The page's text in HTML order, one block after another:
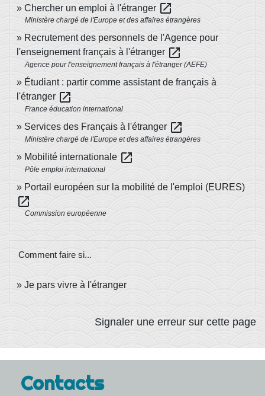
Chercher un emploi à l'étranger open_in_new
Ministère chargé de l'Europe et des affaires étrangères
Recrutement des personnels de l'Agence pour
l'enseignement français à l'étranger open_in_new
Agence pour l'enseignement français à l'étranger (AEFE)
Étudiant : partir comme assistant de français à
l'étranger open_in_new
France éducation international
Services des Français à l'étranger open_in_new
Ministère chargé de l'Europe et des affaires étrangères
Mobilité internationale open_in_new
Pôle emploi international
Portail européen sur la mobilité de l'emploi (EURES)
open_in_new
Commission européenne
Comment faire si...
Je pars vivre à l'étranger
Signaler une erreur sur cette page
Contacts